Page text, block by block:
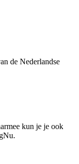
de Nederlandse
kun je je ook